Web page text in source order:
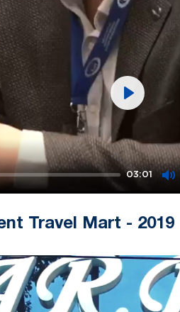
03:01
Play
Travel Mart - 2019